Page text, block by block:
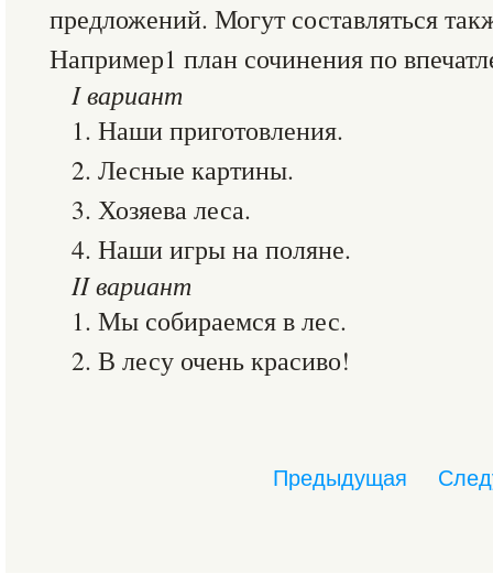
предложений. Могут составляться
Например1 план сочинения по
I вариант
1. Наши приготовления.
2. Лесные картины.
3. Хозяева леса.
4. Наши игры на поляне.
II вариант
1. Мы собираемся в лес.
2. В лесу очень красиво!
Предыдущая